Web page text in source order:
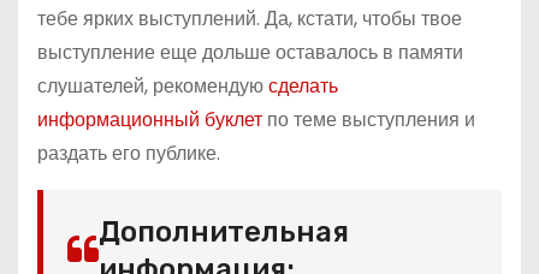
тебе ярких выступлений. Да, кстати, чтобы твое
выступление еще дольше оставалось в памяти
слушателей, рекомендуюсделать
информационный буклет по теме выступления и
раздать его публике.
Дополнительная